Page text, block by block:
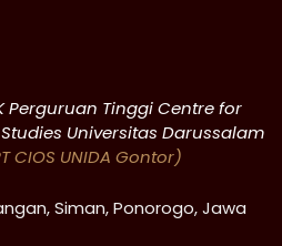
Perguruan Tinggi Centre for
Universitas Darussalam
CIOS UNIDA Gontor)
Siman, Ponorogo, Jawa